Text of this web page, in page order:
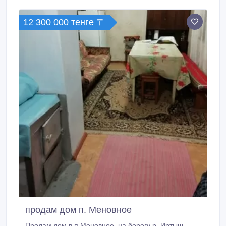
12 300 000 тенге 〒
продам дом п. Меновное